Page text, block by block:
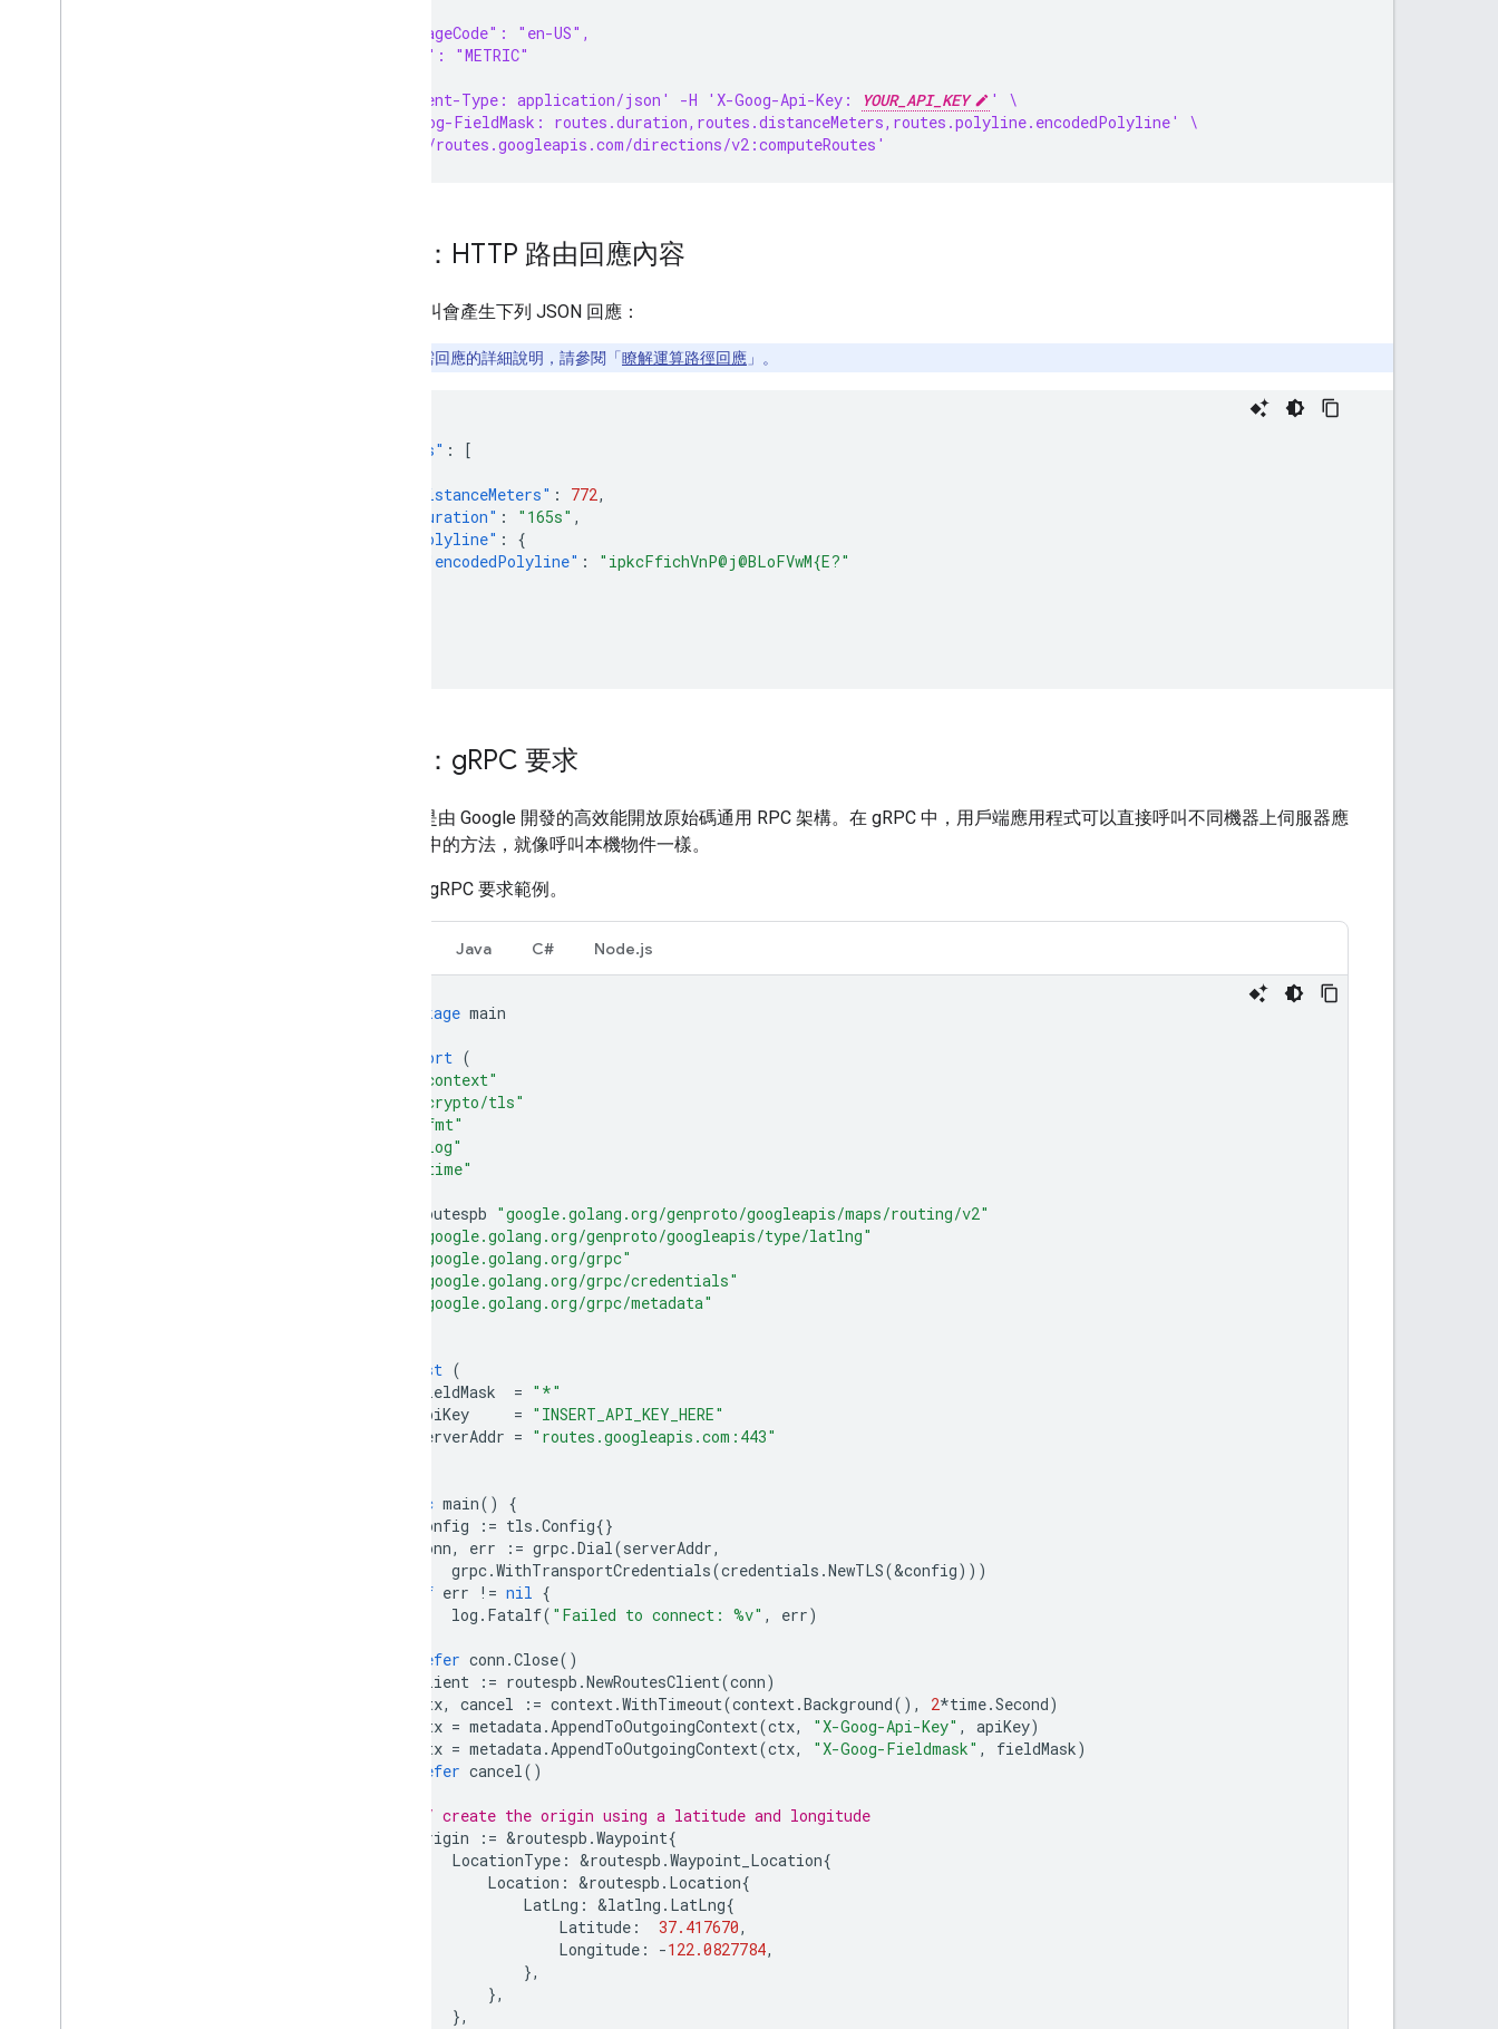
  "languageCode": "en-US",
  "units": "METRIC"
-H 'Content-Type: application/json' -H 'X-Goog-Api-Key:
YOUR_API_KEY
' \
-H 'X-Goog-FieldMask: routes.duration,routes.distanceMeters,routes.polyline.encodedPolyline' \
'https://routes.googleapis.com/directions/v2:computeRoutes'
範例：HTTP 路由回應內容
上述呼叫會產生下列 JSON 回應：
如需回應的詳細說明，請參閱「 瞭解運算路徑回應 」。
"routes" :
[
"distanceMeters" : 772,
"duration" : "165s" ,
"polyline" :
{
"encodedPolyline" :
"ipkcFfichVnP@j@BLoFVwM{E?"
範例：gRPC 要求
是由 Google 開發的高效能開放原始碼通用 RPC 架構。在 gRPC 中，用戶端應用程式可以直接呼叫不同機器上伺服器應
用程式中的方法，就像呼叫本機物件一樣。
以下是 gRPC 要求範例。
Java C# Node.js
package main
import (
"context"
"crypto/tls"
"fmt"
"log"
"time"
routespb "google.golang.org/genproto/googleapis/maps/routing/v2"
"google.golang.org/genproto/googleapis/type/latlng"
"google.golang.org/grpc"
"google.golang.org/grpc/credentials"
"google.golang.org/grpc/metadata"
const (
fieldMask
= "*"
apiKey
= "INSERT_API_KEY_HERE"
serverAddr = "routes.googleapis.com:443"
func main()
{
config
:= tls .Config{}
conn, err := grpc.Dial(serverAddr,
grpc.WithTransportCredentials(credentials .NewTLS(&config)))
if err != nil {
log . Fatalf( "Failed to connect: %v" , err)
defer conn .Close()
client
:= routespb .NewRoutesClient(conn)
ctx, cancel := context.WithTimeout(context.Background(), 2*time.Second)
ctx = metadata.AppendToOutgoingContext(ctx, "X-Goog-Api-Key" , apiKey)
ctx = metadata.AppendToOutgoingContext(ctx, "X-Goog-Fieldmask" , fieldMask)
defer cancel()
// create the origin using a latitude and longitude
origin
:= &routespb .Waypoint{
LocationType : &routespb .Waypoint_Location{
Location : &routespb . Location{
LatLng : &latlng . LatLng{
Latitude : 37.417670,
Longitude : -122.0827784,
},
},
},